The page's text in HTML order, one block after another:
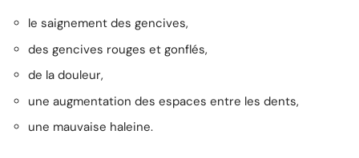
le saignement des gencives,
des gencives rouges et gonflés,
de la douleur,
une augmentation des espaces entre les dents,
une mauvaise haleine.